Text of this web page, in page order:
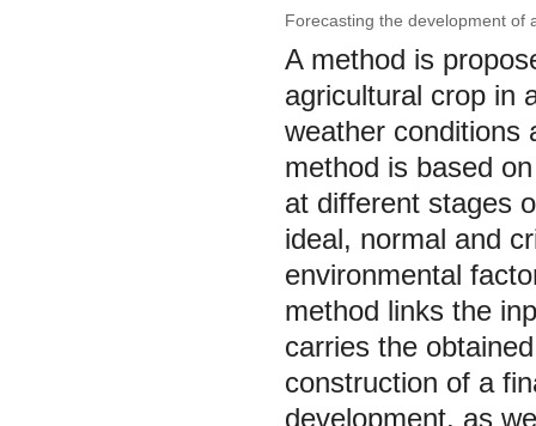
Forecasting the development of
A method is
agricultural crop in
weather conditions
method is based
at different stages
ideal, normal and
environmental
method links the
carries the
construction of a
development, as